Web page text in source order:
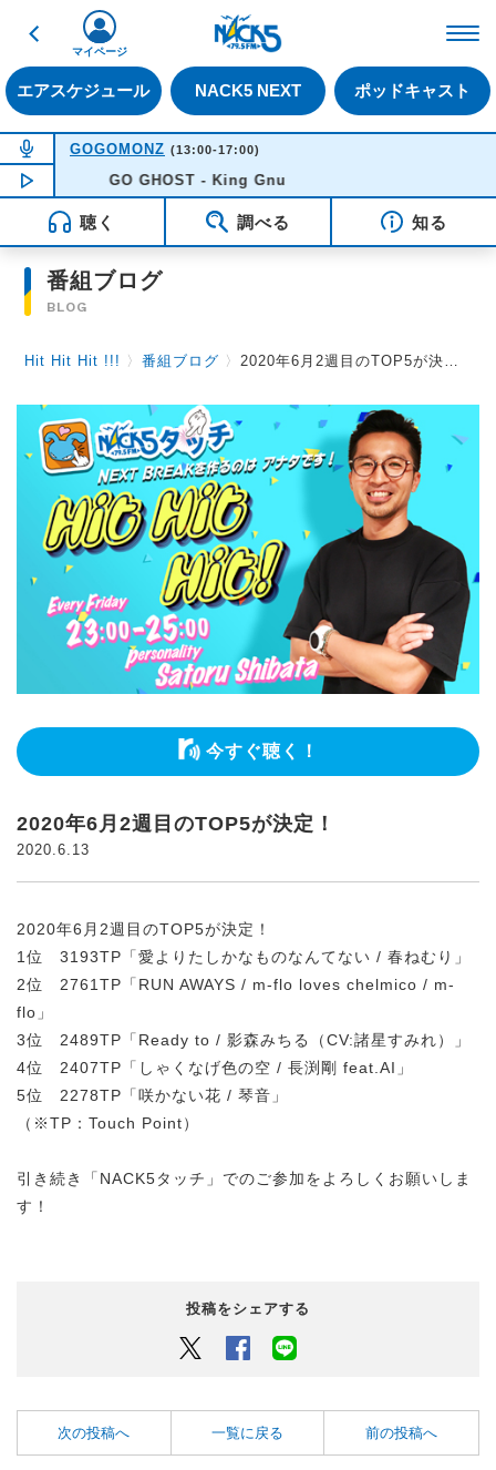
戻る
エアスケジュール NACK5 NEXT ポッドキャスト
マイページ
NOW ON AIR
GOGOMONZ (13:00-17:00)
NOW PLAYING15:17
GO GHOST - King Gnu
聴く 調べる 知る
番組ブログ
BLOG
Hit Hit Hit !!! 〉番組ブログ 〉2020年6月2週目のTOP5が決定！
今すぐ聴く！
2020年6月2週目のTOP5が決定！
2020.6.13
2020年6月2週目のTOP5が決定！
1位 3193TP「愛よりたしかなものなんてない / 春ねむり」
2位 2761TP「RUN AWAYS / m-flo loves chelmico / m-
flo」
3位 2489TP「Ready to / 影森みちる（CV:諸星すみれ）」
4位 2407TP「しゃくなげ色の空 / 長渕剛 feat.AI」
5位 2278TP「咲かない花 / 琴音」
（※TP：Touch Point）
引き続き「NACK5タッチ」でのご参加をよろしくお願いしま
す！
投稿をシェアする
Twitter Facebook
次の投稿へ 一覧に戻る 前の投稿へ